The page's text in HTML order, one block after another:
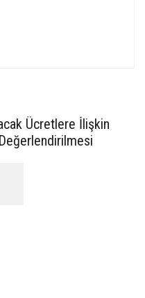
Ücretlere İlişkin